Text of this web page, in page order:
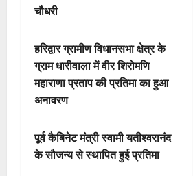
चौधरी
हरिद्वार ग्रामीण विधानसभा क्षेत्र के
ग्राम धारीवाला में वीर शिरोमणि
महाराणा प्रताप की प्रतिमा का हुआ
अनावरण
पूर्व कैबिनेट मंत्री स्वामी यतीश्वरानंद
के सौजन्य से स्थापित हुई प्रतिमा